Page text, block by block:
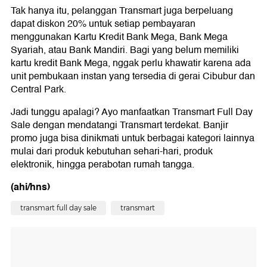
Tak hanya itu, pelanggan Transmart juga berpeluang
dapat diskon 20% untuk setiap pembayaran
menggunakan Kartu Kredit Bank Mega, Bank Mega
Syariah, atau Bank Mandiri. Bagi yang belum memiliki
kartu kredit Bank Mega, nggak perlu khawatir karena ada
unit pembukaan instan yang tersedia di gerai Cibubur dan
Central Park.
Jadi tunggu apalagi? Ayo manfaatkan Transmart Full Day
Sale dengan mendatangi Transmart terdekat. Banjir
promo juga bisa dinikmati untuk berbagai kategori lainnya
mulai dari produk kebutuhan sehari-hari, produk
elektronik, hingga perabotan rumah tangga.
(ahi/hns)
transmart full day sale transmart